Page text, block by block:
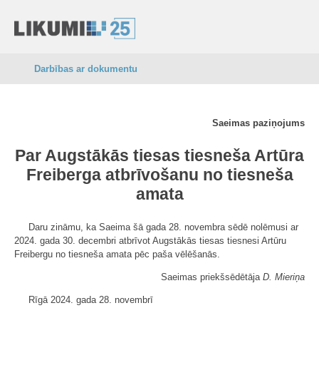
Darbības ar dokumentu
Saeimas paziņojums
Par Augstākās tiesas tiesneša Artūra
Freiberga atbrīvošanu no tiesneša
amata
Daru zināmu, ka Saeima šā gada 28. novembra sēdē nolēmusi ar
2024. gada 30. decembri atbrīvot Augstākās tiesas tiesnesi Artūru
Freibergu no tiesneša amata pēc paša vēlēšanās.
Saeimas priekšsēdētāja D. Mieriņa
Rīgā 2024. gada 28. novembrī